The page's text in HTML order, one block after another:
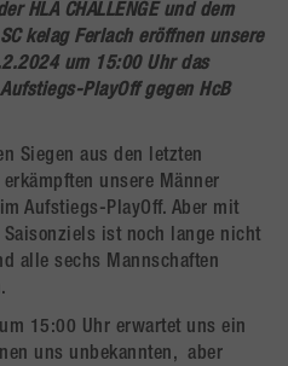
HLA CHALLENGE und dem
kelag Ferlach eröffnen unsere
um 15:00 Uhr das
PlayOff gegen HcB
Siegen aus den letzten
unsere Männer
Aufstiegs-PlayOff. Aber mit
ist noch lange nicht
alle sechs Mannschaften
15:00 Uhr erwartet uns ein
uns unbekannten, aber